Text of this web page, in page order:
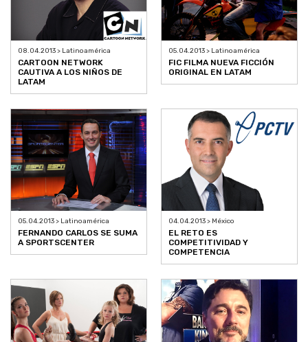
08.04.2013 > Latinoamérica
CARTOON NETWORK
CAUTIVA A LOS NIÑOS DE
LATAM
05.04.2013 > Latinoamérica
FIC FILMA NUEVA FICCIÓN
ORIGINAL EN LATAM
05.04.2013 > Latinoamérica
FERNANDO CARLOS SE SUMA
A SPORTSCENTER
04.04.2013 > México
EL RETO ES
COMPETITIVIDAD Y
COMPETENCIA